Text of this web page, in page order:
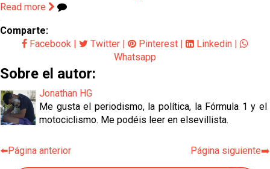
Read more
Comparte:
Facebook | Twitter | Pinterest | Linkedin |
Whatsapp
Sobre el autor:
Jonathan HG
Me gusta el periodismo, la política, la Fórmula 1 y el
motociclismo. Me podéis leer en elsevillista.
⬅️Página anterior Página siguiente➡️